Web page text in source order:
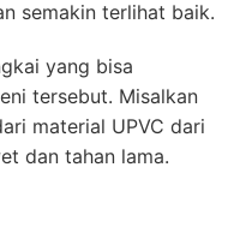
semakin terlihat baik.
yang bisa
tersebut. Misalkan
material UPVC dari
dan tahan lama.